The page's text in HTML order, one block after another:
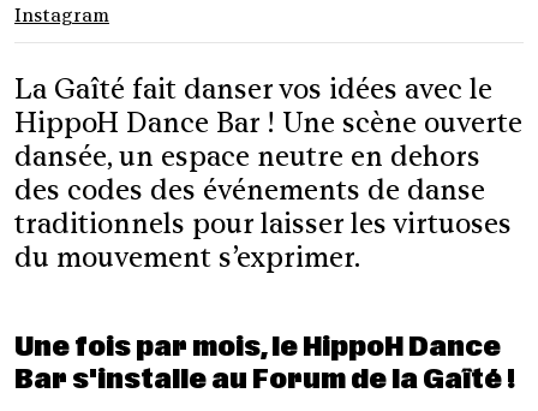
La Gaîté fait danser vos idées avec le
HippoH Dance Bar ! Une scène ouverte
dansée, un espace neutre en dehors
des codes des événements de danse
traditionnels pour laisser les virtuoses
du mouvement s’exprimer.
Une fois par mois, le HippoH Dance
Bar s'installe au Forum de la Gaîté !
Mer. 17.06.2026
Instagram